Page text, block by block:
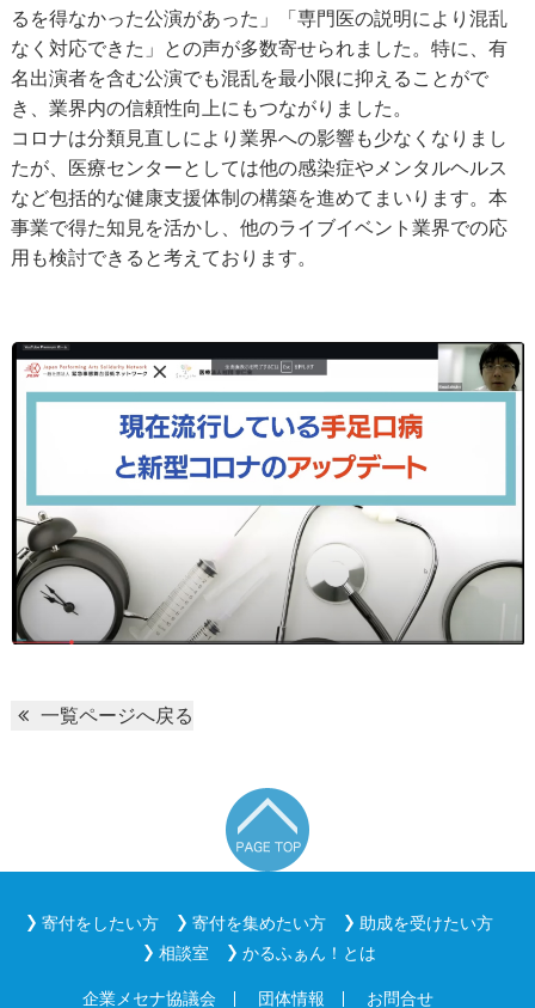
るを得なかった公演があった」「専門医の説明により混乱
なく対応できた」との声が多数寄せられました。特に、有
名出演者を含む公演でも混乱を最小限に抑えることがで
き、業界内の信頼性向上にもつながりました。
コロナは分類見直しにより業界への影響も少なくなりまし
たが、医療センターとしては他の感染症やメンタルヘルス
など包括的な健康支援体制の構築を進めてまいります。本
事業で得た知見を活かし、他のライブイベント業界での応
用も検討できると考えております。
一覧ページへ戻る
寄付をしたい方 寄付を集めたい方
助成を受けたい方
相談室
かるふぁん！とは
企業メセナ協議会 団体情報 お問合せ